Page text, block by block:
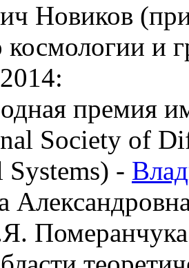
Новиков
и
премия
Society of
-
Померанчука